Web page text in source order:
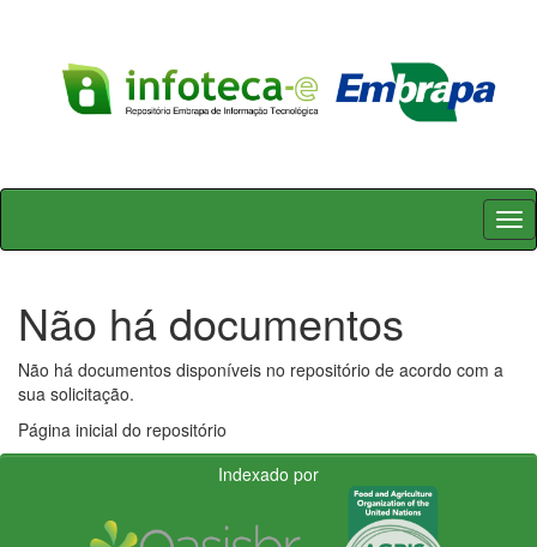
Skip
Não há documentos
Não há documentos disponíveis no repositório de acordo com a
sua solicitação.
Página inicial do repositório
Indexado por